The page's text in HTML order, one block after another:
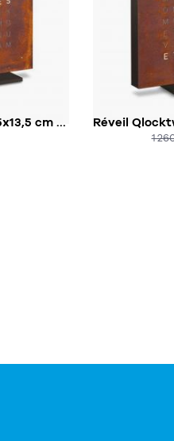
Réveil Qlocktwo Touch 13,5x13,5 cm en langue Arabe
1